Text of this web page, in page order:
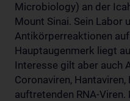
Microbiology) an der
Mount Sinai. Sein Labor
Antikörperreaktionen auf
Hauptaugenmerk liegt
Interesse gilt aber auch
Coronaviren,
auftretenden RNA-